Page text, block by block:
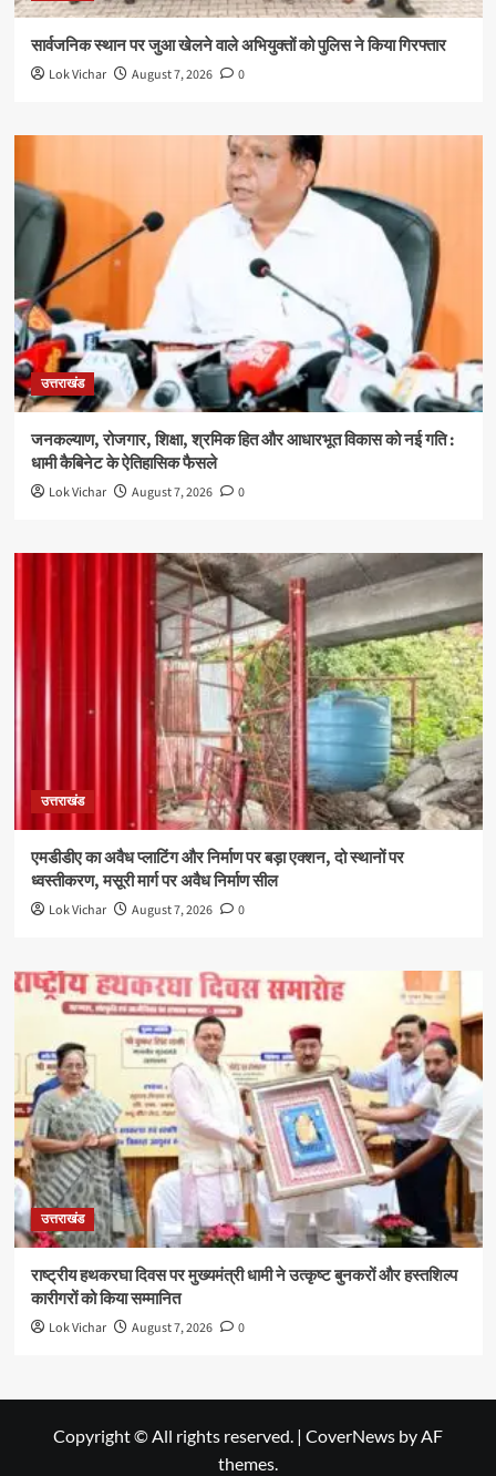
सार्वजनिक स्थान पर जुआ खेलने वाले अभियुक्तों को पुलिस ने किया गिरफ्तार
Lok Vichar August 7, 2026 0
उत्तराखंड
जनकल्याण, रोजगार, शिक्षा, श्रमिक हित और आधारभूत विकास को नई गति :
धामी कैबिनेट के ऐतिहासिक फैसले
Lok Vichar August 7, 2026 0
उत्तराखंड
एमडीडीए का अवैध प्लाटिंग और निर्माण पर बड़ा एक्शन, दो स्थानों पर
ध्वस्तीकरण, मसूरी मार्ग पर अवैध निर्माण सील
Lok Vichar August 7, 2026 0
उत्तराखंड
राष्ट्रीय हथकरघा दिवस पर मुख्यमंत्री धामी ने उत्कृष्ट बुनकरों और हस्तशिल्प
कारीगरों को किया सम्मानित
Lok Vichar August 7, 2026 0
Copyright © All rights reserved. | CoverNews by AF
themes.